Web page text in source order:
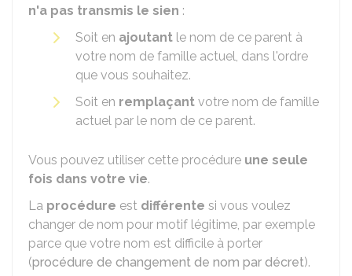
n'a pas transmis le sien :
Soit en ajoutant le nom de ce parent à
votre nom de famille actuel, dans l'ordre
que vous souhaitez.
Soit en remplaçant votre nom de famille
actuel par le nom de ce parent.
Vous pouvez utiliser cette procédure une seule
fois dans votre vie.
La procédure est différente si vous voulez
changer de nom pour motif légitime, par exemple
parce que votre nom est difficile à porter
(procédure de changement de nom par décret).